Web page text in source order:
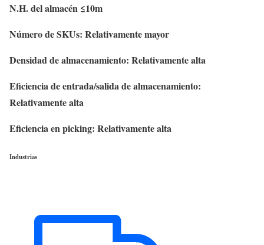
N.H. del almacén ≤10m
Número de SKUs: Relativamente mayor
Densidad de almacenamiento: Relativamente alta
Eficiencia de entrada/salida de almacenamiento:
Relativamente alta
Eficiencia en picking: Relativamente alta
Industrias